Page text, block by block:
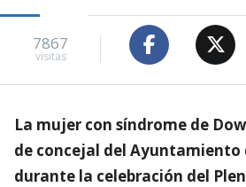
7867
visitas
La mujer con síndrome de
de concejal del Ayuntamiento
durante la celebración del